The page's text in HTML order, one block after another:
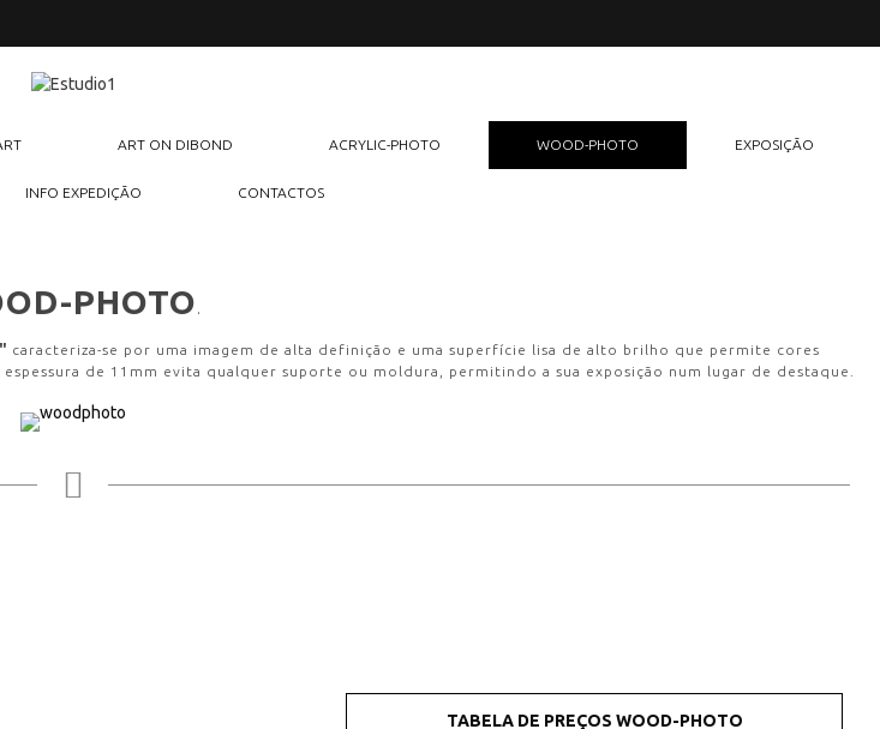
ART ON DIBOND ACRYLIC-PHOTO WOOD-PHOTO EXPOSIÇÃO
INFO EXPEDIÇÃO CONTACTOS
PHOTO.
caracteriza-se por uma imagem de alta definição e uma superfície lisa de alto brilho que permite cores
de 11mm evita qualquer suporte ou moldura, permitindo a sua exposição num lugar de destaque.
TABELA DE PREÇOS WOOD-PHOTO